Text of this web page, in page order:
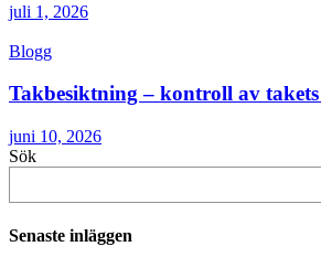
juli 1, 2026
Blogg
Takbesiktning – kontroll av
juni 10, 2026
Sök
Senaste inläggen